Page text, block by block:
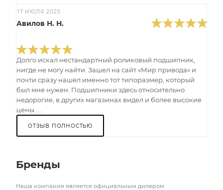
17 ИЮЛЯ 2025
Авилов Н. Н.
Долго искал нестандартный роликовый подшипник,
нигде не могу найти. Зашел на сайт «Мир привода» и
почти сразу нашел именно тот типоразмер, который
был мне нужен. Подшипники здесь относительно
недорогие, в других магазинах видел и более высокие
цены. ...
ОТЗЫВ ПОЛНОСТЬЮ
Бренды
Наша компания является официальным дилером